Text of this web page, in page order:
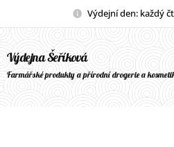
Výdejní den: každý
Výdejna Šeříková
Farmářské produkty a přírodní drogerie a